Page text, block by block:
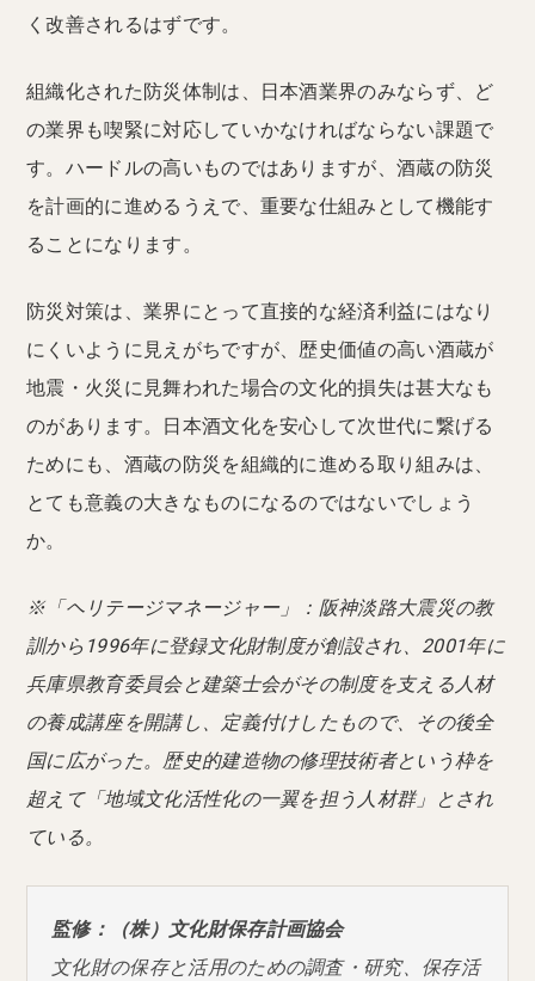
く改善されるはずです。
組織化された防災体制は、日本酒業界のみならず、ど
の業界も喫緊に対応していかなければならない課題で
す。ハードルの高いものではありますが、酒蔵の防災
を計画的に進めるうえで、重要な仕組みとして機能す
ることになります。
防災対策は、業界にとって直接的な経済利益にはなり
にくいように見えがちですが、歴史価値の高い酒蔵が
地震・火災に見舞われた場合の文化的損失は甚大なも
のがあります。日本酒文化を安心して次世代に繋げる
ためにも、酒蔵の防災を組織的に進める取り組みは、
とても意義の大きなものになるのではないでしょう
か。
※「ヘリテージマネージャー」：阪神淡路大震災の教
訓から1996年に登録文化財制度が創設され、2001年に
兵庫県教育委員会と建築士会がその制度を支える人材
の養成講座を開講し、定義付けしたもので、その後全
国に広がった。歴史的建造物の修理技術者という枠を
超えて「地域文化活性化の一翼を担う人材群」とされ
ている。
監修：（株）文化財保存計画協会
文化財の保存と活用のための調査・研究、保存活